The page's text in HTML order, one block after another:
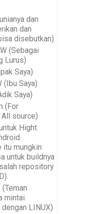
dan
dan
disebutkan)
(Sebagai
Lurus)
Saya)
(Ibu Saya)
Saya)
(For
source)
Hight
itu mungkin
untuk buildnya
repository
mintai
LINUX)